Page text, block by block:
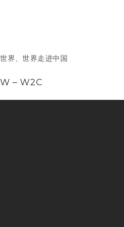
界、世界走进中国
– W2C